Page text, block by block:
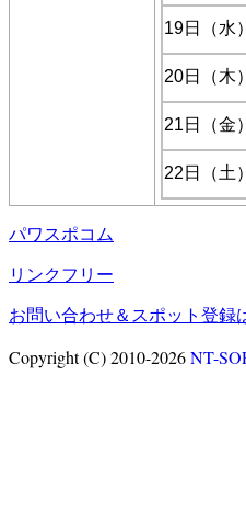
19日（水）
20日（木）
21日（金）
22日（土）
パワスポコム
リンクフリー
お問い合わせ＆スポット登録
Copyright (C) 2010-2026NT-